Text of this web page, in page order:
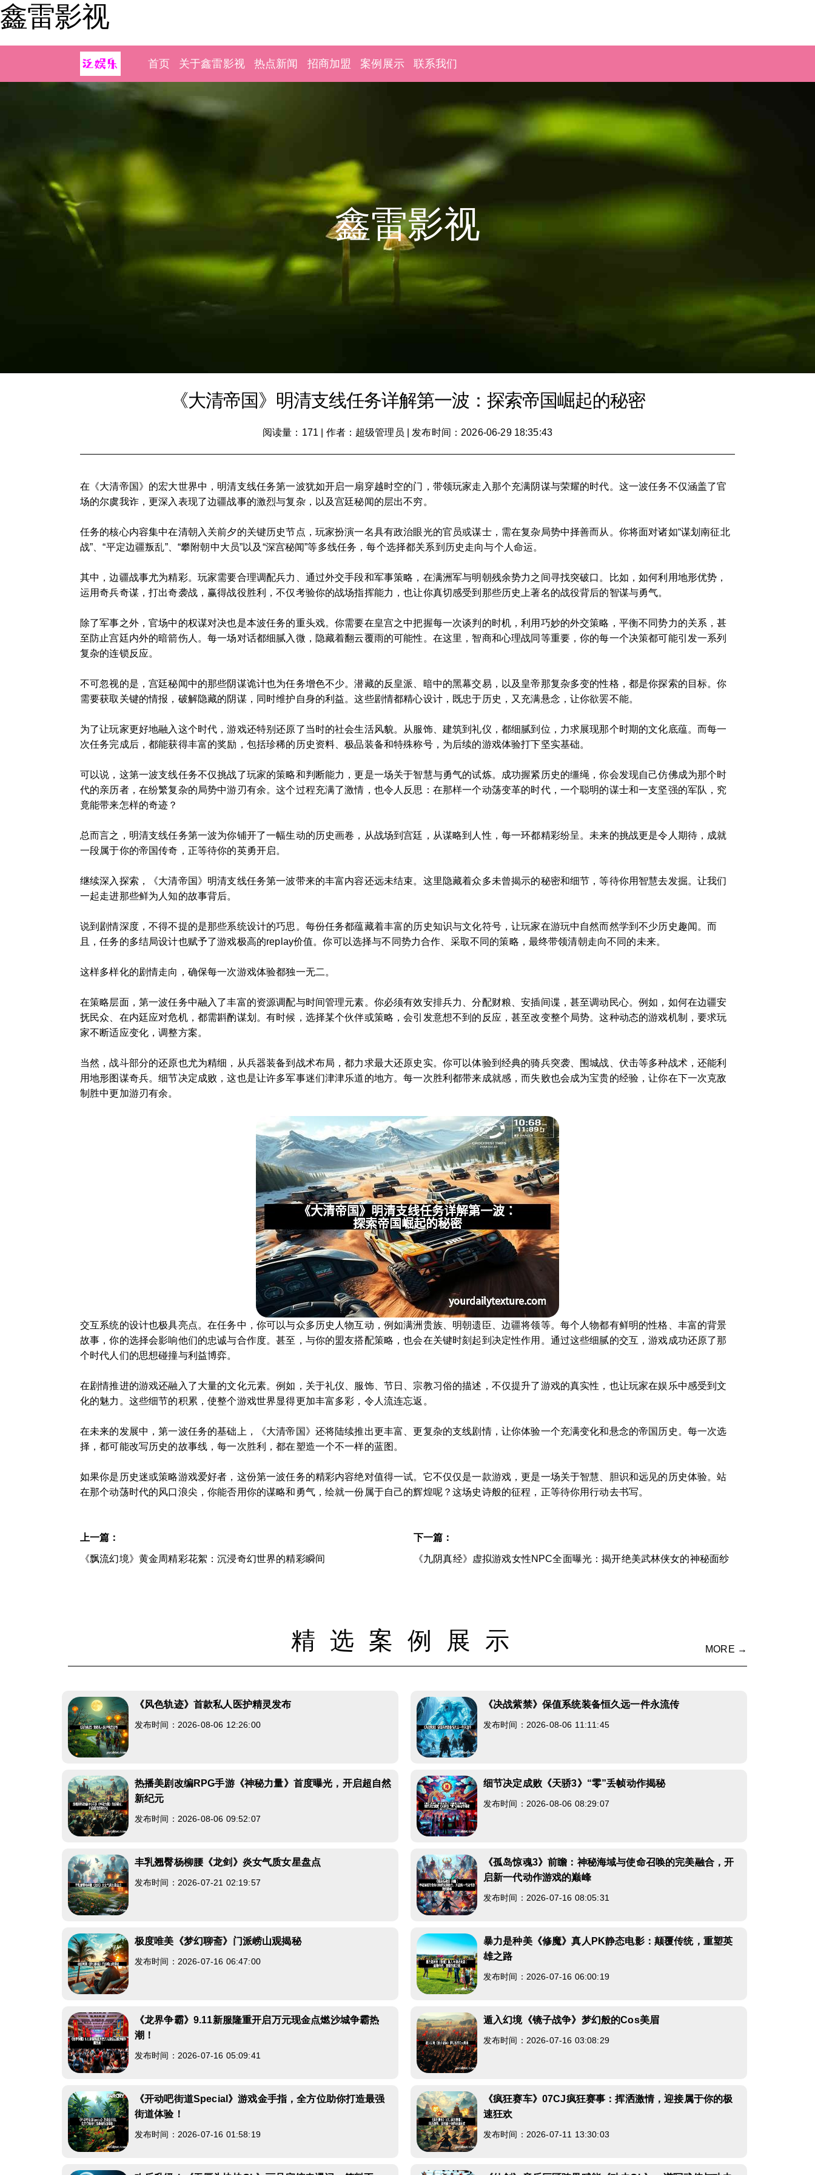
鑫雷影视
首页 关于鑫雷影视 热点新闻 招商加盟 案例展示 联系我们
鑫雷影视
《大清帝国》明清支线任务详解第一波：探索帝国崛起的秘密
阅读量：171 作者：超级管理员 发布时间：2026-06-29 18:35:43
在《大清帝国》的宏大世界中，明清支线任务第一波犹如开启一扇穿越时空的门，带领玩家走入那个充满阴谋与荣耀的时代。这一波任务不仅涵盖了官
场的尔虞我诈，更深入表现了边疆战事的激烈与复杂，以及宫廷秘闻的层出不穷。
任务的核心内容集中在清朝入关前夕的关键历史节点，玩家扮演一名具有政治眼光的官员或谋士，需在复杂局势中择善而从。你将面对诸如“谋划南征北
战”、“平定边疆叛乱”、“攀附朝中大员”以及“深宫秘闻”等多线任务，每个选择都关系到历史走向与个人命运。
其中，边疆战事尤为精彩。玩家需要合理调配兵力、通过外交手段和军事策略，在满洲军与明朝残余势力之间寻找突破口。比如，如何利用地形优势，
运用奇兵奇谋，打出奇袭战，赢得战役胜利，不仅考验你的战场指挥能力，也让你真切感受到那些历史上著名的战役背后的智谋与勇气。
除了军事之外，官场中的权谋对决也是本波任务的重头戏。你需要在皇宫之中把握每一次谈判的时机，利用巧妙的外交策略，平衡不同势力的关系，甚
至防止宫廷内外的暗箭伤人。每一场对话都细腻入微，隐藏着翻云覆雨的可能性。在这里，智商和心理战同等重要，你的每一个决策都可能引发一系列
复杂的连锁反应。
不可忽视的是，宫廷秘闻中的那些阴谋诡计也为任务增色不少。潜藏的反皇派、暗中的黑幕交易，以及皇帝那复杂多变的性格，都是你探索的目标。你
需要获取关键的情报，破解隐藏的阴谋，同时维护自身的利益。这些剧情都精心设计，既忠于历史，又充满悬念，让你欲罢不能。
为了让玩家更好地融入这个时代，游戏还特别还原了当时的社会生活风貌。从服饰、建筑到礼仪，都细腻到位，力求展现那个时期的文化底蕴。而每一
次任务完成后，都能获得丰富的奖励，包括珍稀的历史资料、极品装备和特殊称号，为后续的游戏体验打下坚实基础。
可以说，这第一波支线任务不仅挑战了玩家的策略和判断能力，更是一场关于智慧与勇气的试炼。成功握紧历史的缰绳，你会发现自己仿佛成为那个时
代的亲历者，在纷繁复杂的局势中游刃有余。这个过程充满了激情，也令人反思：在那样一个动荡变革的时代，一个聪明的谋士和一支坚强的军队，究
竟能带来怎样的奇迹？
总而言之，明清支线任务第一波为你铺开了一幅生动的历史画卷，从战场到宫廷，从谋略到人性，每一环都精彩纷呈。未来的挑战更是令人期待，成就
一段属于你的帝国传奇，正等待你的英勇开启。
继续深入探索，《大清帝国》明清支线任务第一波带来的丰富内容还远未结束。这里隐藏着众多未曾揭示的秘密和细节，等待你用智慧去发掘。让我们
一起走进那些鲜为人知的故事背后。
说到剧情深度，不得不提的是那些系统设计的巧思。每份任务都蕴藏着丰富的历史知识与文化符号，让玩家在游玩中自然而然学到不少历史趣闻。而
且，任务的多结局设计也赋予了游戏极高的replay价值。你可以选择与不同势力合作、采取不同的策略，最终带领清朝走向不同的未来。
这样多样化的剧情走向，确保每一次游戏体验都独一无二。
在策略层面，第一波任务中融入了丰富的资源调配与时间管理元素。你必须有效安排兵力、分配财粮、安插间谍，甚至调动民心。例如，如何在边疆安
抚民众、在内廷应对危机，都需斟酌谋划。有时候，选择某个伙伴或策略，会引发意想不到的反应，甚至改变整个局势。这种动态的游戏机制，要求玩
家不断适应变化，调整方案。
当然，战斗部分的还原也尤为精细，从兵器装备到战术布局，都力求最大还原史实。你可以体验到经典的骑兵突袭、围城战、伏击等多种战术，还能利
用地形图谋奇兵。细节决定成败，这也是让许多军事迷们津津乐道的地方。每一次胜利都带来成就感，而失败也会成为宝贵的经验，让你在下一次克敌
制胜中更加游刃有余。
交互系统的设计也极具亮点。在任务中，你可以与众多历史人物互动，例如满洲贵族、明朝遗臣、边疆将领等。每个人物都有鲜明的性格、丰富的背景
故事，你的选择会影响他们的忠诚与合作度。甚至，与你的盟友搭配策略，也会在关键时刻起到决定性作用。通过这些细腻的交互，游戏成功还原了那
个时代人们的思想碰撞与利益博弈。
在剧情推进的游戏还融入了大量的文化元素。例如，关于礼仪、服饰、节日、宗教习俗的描述，不仅提升了游戏的真实性，也让玩家在娱乐中感受到文
化的魅力。这些细节的积累，使整个游戏世界显得更加丰富多彩，令人流连忘返。
在未来的发展中，第一波任务的基础上，《大清帝国》还将陆续推出更丰富、更复杂的支线剧情，让你体验一个充满变化和悬念的帝国历史。每一次选
择，都可能改写历史的故事线，每一次胜利，都在塑造一个不一样的蓝图。
如果你是历史迷或策略游戏爱好者，这份第一波任务的精彩内容绝对值得一试。它不仅仅是一款游戏，更是一场关于智慧、胆识和远见的历史体验。站
在那个动荡时代的风口浪尖，你能否用你的谋略和勇气，绘就一份属于自己的辉煌呢？这场史诗般的征程，正等待你用行动去书写。
上一篇：
《飘流幻境》黄金周精彩花絮：沉浸奇幻世界的精彩瞬间
下一篇：
《九阴真经》虚拟游戏女性NPC全面曝光：揭开绝美武林侠女的神秘面纱
精选案例展示 MORE →
《风色轨迹》首款私人医护精灵发布
发布时间：2026-08-06 12:26:00
《决战紫禁》保值系统装备恒久远一件永流传
发布时间：2026-08-06 11:11:45
热播美剧改编RPG手游《神秘力量》首度曝光，开启超自然
新纪元
发布时间：2026-08-06 09:52:07
细节决定成败《天骄3》“零”丢帧动作揭秘
发布时间：2026-08-06 08:29:07
丰乳翘臀杨柳腰《龙剑》炎女气质女星盘点
发布时间：2026-07-21 02:19:57
《孤岛惊魂3》前瞻：神秘海域与使命召唤的完美融合，开
启新一代动作游戏的巅峰
发布时间：2026-07-16 08:05:31
极度唯美《梦幻聊斋》门派崂山观揭秘
发布时间：2026-07-16 06:47:00
暴力是种美《修魔》真人PK静态电影：颠覆传统，重塑英
雄之路
发布时间：2026-07-16 06:00:19
《龙界争霸》9.11新服隆重开启万元现金点燃沙城争霸热
潮！
发布时间：2026-07-16 05:09:41
遁入幻境《镜子战争》梦幻般的Cos美眉
发布时间：2026-07-16 03:08:29
《开动吧街道Special》游戏金手指，全方位助你打造最强
街道体验！
发布时间：2026-07-16 01:58:19
《疯狂赛车》07CJ疯狂赛事：挥洒激情，迎接属于你的极
速狂欢
发布时间：2026-07-11 13:30:03